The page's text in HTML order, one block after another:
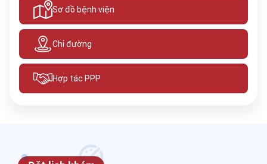
Sơ đồ bệnh viện
Chỉ đường
Hợp tác PPP